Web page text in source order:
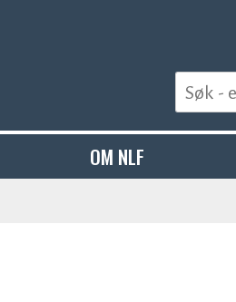
OM NLF